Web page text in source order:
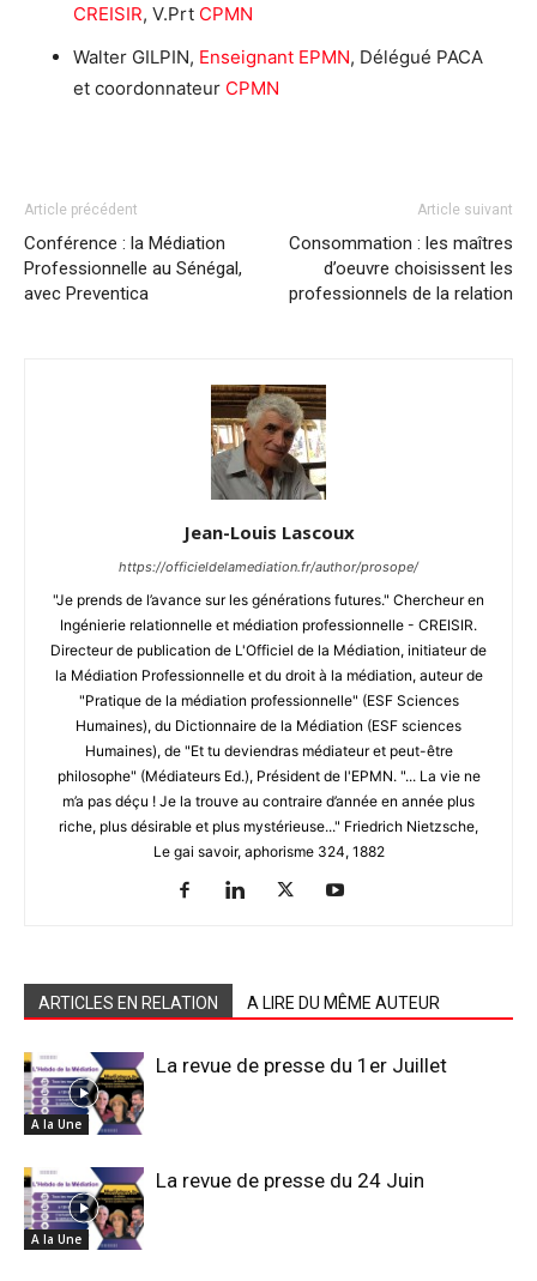
CREISIR, V.Prt CPMN
Walter GILPIN, Enseignant EPMN, Délégué PACA
et coordonnateur CPMN
Article précédent
Conférence : la Médiation
Professionnelle au Sénégal,
avec Preventica
Article suivant
Consommation : les maîtres
d’oeuvre choisissent les
professionnels de la relation
Jean-Louis Lascoux
https://officieldelamediation.fr/author/prosope/
"Je prends de l’avance sur les générations futures." Chercheur en
Ingénierie relationnelle et médiation professionnelle - CREISIR.
Directeur de publication de L'Officiel de la Médiation, initiateur de
la Médiation Professionnelle et du droit à la médiation, auteur de
"Pratique de la médiation professionnelle" (ESF Sciences
Humaines), du Dictionnaire de la Médiation (ESF sciences
Humaines), de "Et tu deviendras médiateur et peut-être
philosophe" (Médiateurs Ed.), Président de l'EPMN. "... La vie ne
m’a pas déçu ! Je la trouve au contraire d’année en année plus
riche, plus désirable et plus mystérieuse..." Friedrich Nietzsche,
Le gai savoir, aphorisme 324, 1882
ARTICLES EN RELATION A LIRE DU MÊME AUTEUR
A la Une
La revue de presse du 1er Juillet
A la Une
La revue de presse du 24 Juin